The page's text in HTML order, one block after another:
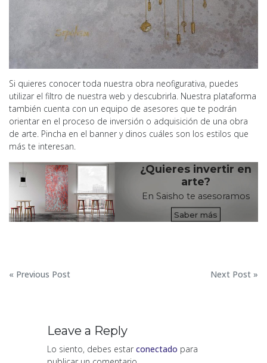
Si quieres conocer toda nuestra obra neofigurativa, puedes
utilizar el filtro de nuestra web y descubrirla. Nuestra plataforma
también cuenta con un equipo de asesores que te podrán
orientar en el proceso de inversión o adquisición de una obra
de arte. Pincha en el banner y dinos cuáles son los estilos que
más te interesan.
¿Quieres invertir en
arte?
En Saisho te asesoramos
Saber más
Navegación
entradas
« Previous Post Next Post »
Leave a Reply
Lo siento, debes estar conectado para